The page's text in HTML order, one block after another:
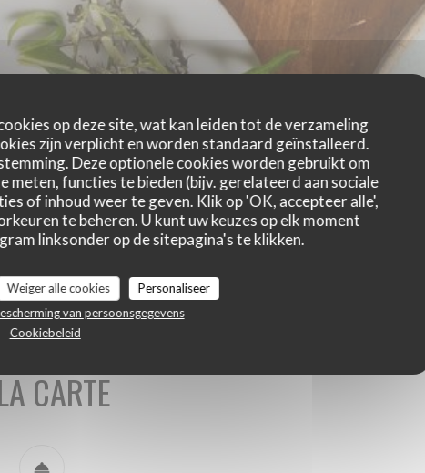
op deze site, wat kan leiden tot de verzameling
zijn verplicht en worden standaard geïnstalleerd.
Deze optionele cookies worden gebruikt om
meten, functies te bieden (bijv. gerelateerd aan sociale
of inhoud weer te geven. Klik op 'OK, accepteer alle',
te beheren. U kunt uw keuzes op elk moment
linksonder op de sitepagina's te klikken.
Weiger alle cookies
Personaliseer
van persoonsgegevens
Cookiebeleid
CARTE